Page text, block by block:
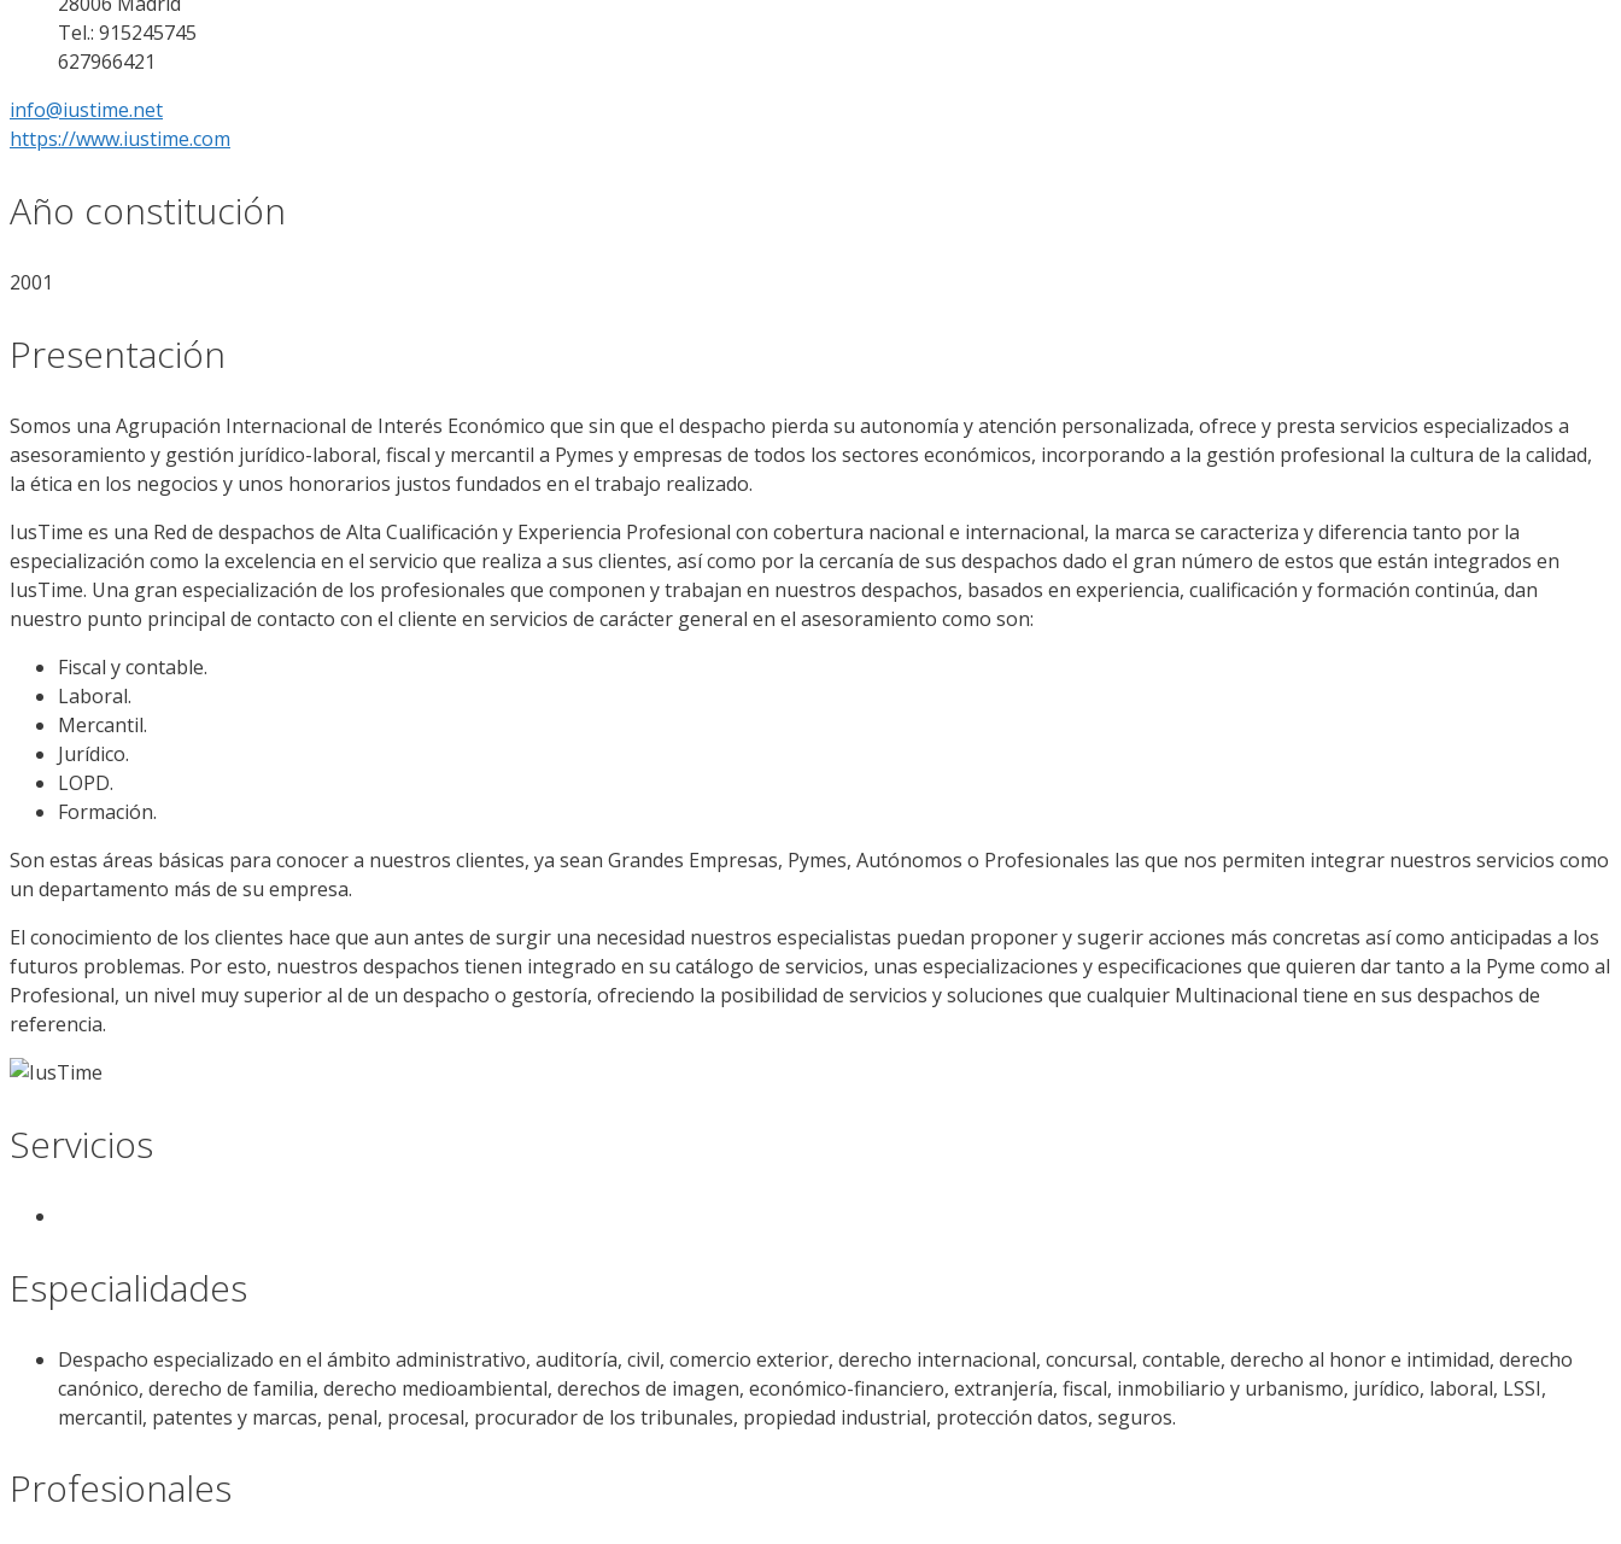
Tel.: 915245745
627966421
info@iustime.net
https://www.iustime.com
Año constitución
2001
Presentación
Somos una Agrupación Internacional de Interés Económico que sin que el despacho pierda su autonomía y atención personalizada, ofrece y presta servicios especializados a
asesoramiento y gestión jurídico-laboral, fiscal y mercantil a Pymes y empresas de todos los sectores económicos, incorporando a la gestión profesional la cultura de la calidad,
la ética en los negocios y unos honorarios justos fundados en el trabajo realizado.
IusTime es una Red de despachos de Alta Cualificación y Experiencia Profesional con cobertura nacional e internacional, la marca se caracteriza y diferencia tanto por la
especialización como la excelencia en el servicio que realiza a sus clientes, así como por la cercanía de sus despachos dado el gran número de estos que están integrados en
IusTime. Una gran especialización de los profesionales que componen y trabajan en nuestros despachos, basados en experiencia, cualificación y formación continúa, dan
nuestro punto principal de contacto con el cliente en servicios de carácter general en el asesoramiento como son:
Fiscal y contable.
Laboral.
Mercantil.
Jurídico.
LOPD.
Formación.
Son estas áreas básicas para conocer a nuestros clientes, ya sean Grandes Empresas, Pymes, Autónomos o Profesionales las que nos permiten integrar nuestros servicios como
un departamento más de su empresa.
El conocimiento de los clientes hace que aun antes de surgir una necesidad nuestros especialistas puedan proponer y sugerir acciones más concretas así como anticipadas a los
futuros problemas. Por esto, nuestros despachos tienen integrado en su catálogo de servicios, unas especializaciones y especificaciones que quieren dar tanto a la Pyme como al
Profesional, un nivel muy superior al de un despacho o gestoría, ofreciendo la posibilidad de servicios y soluciones que cualquier Multinacional tiene en sus despachos de
referencia.
Servicios
Especialidades
Despacho especializado en el ámbito administrativo, auditoría, civil, comercio exterior, derecho internacional, concursal, contable, derecho al honor e intimidad, derecho
canónico, derecho de familia, derecho medioambiental, derechos de imagen, económico-financiero, extranjería, fiscal, inmobiliario y urbanismo, jurídico, laboral, LSSI,
mercantil, patentes y marcas, penal, procesal, procurador de los tribunales, propiedad industrial, protección datos, seguros.
Profesionales